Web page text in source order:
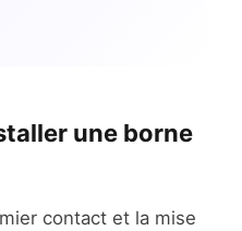
une borne
contact et la mise